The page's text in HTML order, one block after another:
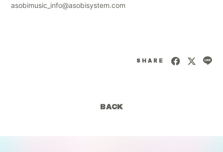
asobimusic_info@asobisystem.com
SHARE
BACK